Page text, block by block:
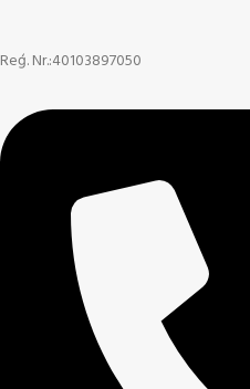
Reģ. Nr.:40103897050